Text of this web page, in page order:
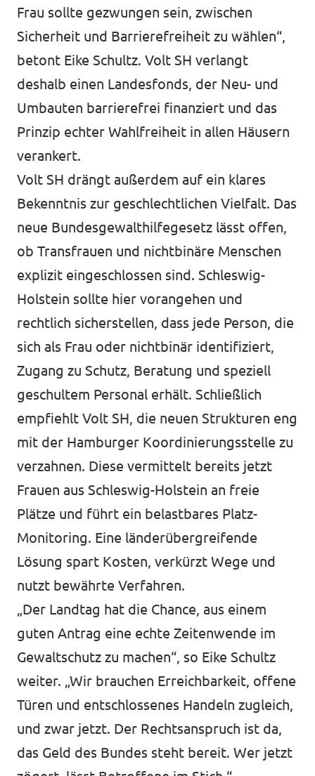
Frau sollte gezwungen sein, zwischen
Sicherheit und Barrierefreiheit zu wählen“,
betont Eike Schultz. Volt SH verlangt
deshalb einen Landesfonds, der Neu- und
Umbauten barrierefrei finanziert und das
Prinzip echter Wahlfreiheit in allen Häusern
verankert.
Volt SH drängt außerdem auf ein klares
Bekenntnis zur geschlechtlichen Vielfalt. Das
neue Bundesgewalthilfegesetz lässt offen,
ob Transfrauen und nichtbinäre Menschen
explizit eingeschlossen sind. Schleswig-
Holstein sollte hier vorangehen und
rechtlich sicherstellen, dass jede Person, die
sich als Frau oder nichtbinär identifiziert,
Zugang zu Schutz, Beratung und speziell
geschultem Personal erhält. Schließlich
empfiehlt Volt SH, die neuen Strukturen eng
mit der Hamburger Koordinierungsstelle zu
verzahnen. Diese vermittelt bereits jetzt
Frauen aus Schleswig-Holstein an freie
Plätze und führt ein belastbares Platz-
Monitoring. Eine länderübergreifende
Lösung spart Kosten, verkürzt Wege und
nutzt bewährte Verfahren.
„Der Landtag hat die Chance, aus einem
guten Antrag eine echte Zeitenwende im
Gewaltschutz zu machen“, so Eike Schultz
weiter. „Wir brauchen Erreichbarkeit, offene
Türen und entschlossenes Handeln zugleich,
und zwar jetzt. Der Rechtsanspruch ist da,
das Geld des Bundes steht bereit. Wer jetzt